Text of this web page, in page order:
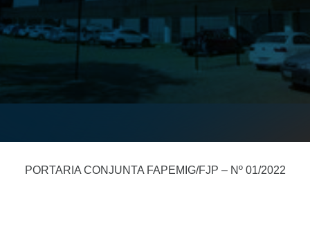
PORTARIA CONJUNTA FAPEMIG/FJP – Nº 01/2022